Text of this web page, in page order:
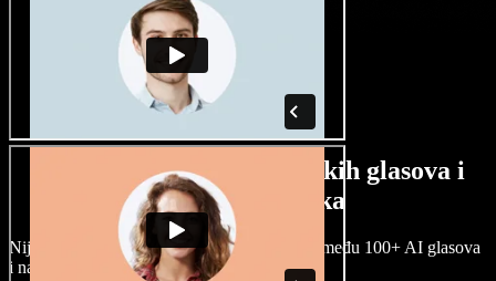
Veliki izbor muških i ženskih glasova i
raznih naglasaka
Nijedan projekt ne mora zvučati isto. Birajte među 100+ AI glasova
i naglasaka i prilagodite ih sebi.